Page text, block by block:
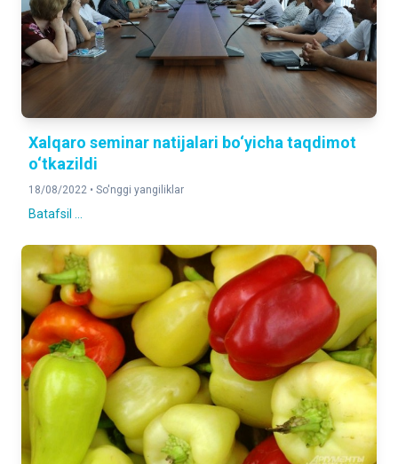
Xalqaro seminar natijalari bo‘yicha taqdimot
o‘tkazildi
18/08/2022 • So'nggi yangiliklar
Batafsil ...